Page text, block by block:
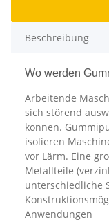
Beschreibung
Wo werden
Arbeitende
sich störend
können.
isolieren
vor Lärm. Eine
Metallteile
unterschiedliche
Anwendungen